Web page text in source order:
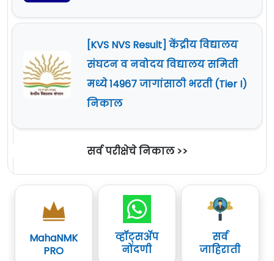
[KVS NVS Result] केंद्रीय विद्यालय
संघटन व नवोदय विद्यालय समिती
मध्ये 14967 जागांसाठी भरती (Tier I)
निकाल
सर्व परीक्षेचे निकाल >>
MahaNMK
PRO
व्हॉट्सॲप
नोंदणी
सर्व
जाहिराती